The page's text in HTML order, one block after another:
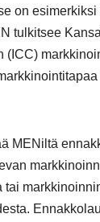
on
tulkitsee
(ICC)
MENiltä
tai